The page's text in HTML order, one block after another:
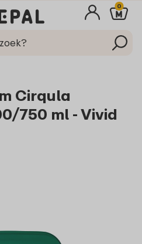
0
Cirqula
750 ml - Vivid